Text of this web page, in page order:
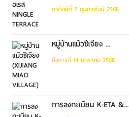
อาทิตย์ที่ 2 กุมภาพันธ์ 2568
หมู่บ้านแม้วซีเจียง ...
อังคารที่ 14 มกราคม 2568
การลงทะเบียน K-ETA &...